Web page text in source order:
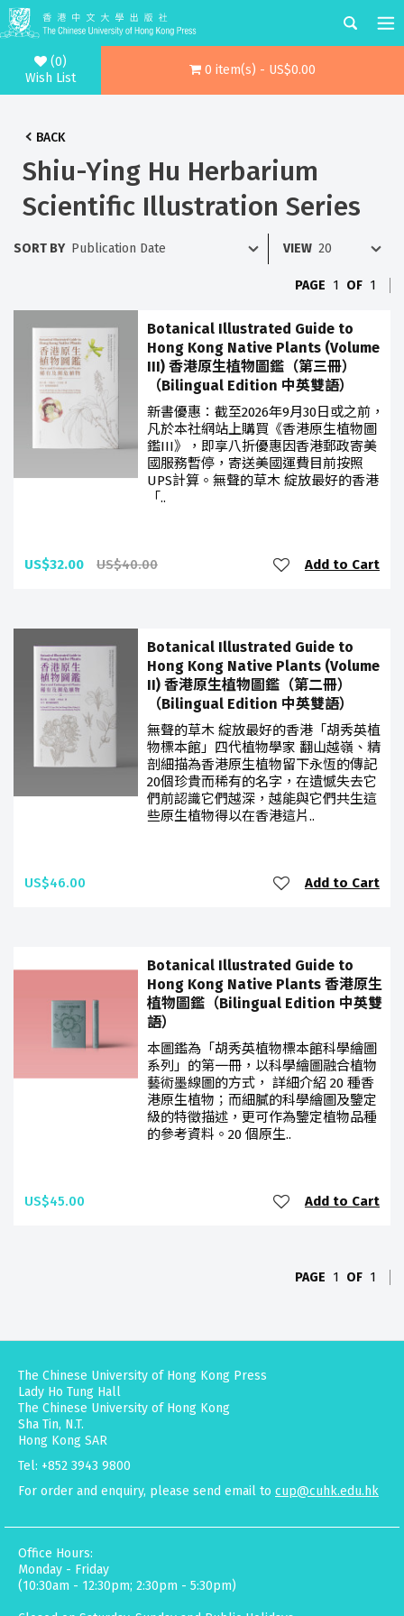
(0)
Wish List
0 item(s) - US$0.00
BACK
Shiu-Ying Hu Herbarium
Scientific Illustration Series
SORT BY VIEW
PAGE 1 OF 1
Botanical Illustrated Guide to
Hong Kong Native Plants (Volume
III) 香港原生植物圖鑑（第三冊）
（Bilingual Edition 中英雙語）
新書優惠：截至2026年9月30日或之前，
凡於本社網站上購買《香港原生植物圖
鑑III》，即享八折優惠因香港郵政寄美
國服務暫停，寄送美國運費目前按照
UPS計算。無聲的草木 綻放最好的香港
「..
US$32.00 US$40.00 Add to Cart
Botanical Illustrated Guide to
Hong Kong Native Plants (Volume
II) 香港原生植物圖鑑（第二冊）
（Bilingual Edition 中英雙語）
無聲的草木 綻放最好的香港「胡秀英植
物標本館」四代植物學家 翻山越嶺、精
剖細描為香港原生植物留下永恆的傳記
20個珍貴而稀有的名字，在遺憾失去它
們前認識它們越深，越能與它們共生這
些原生植物得以在香港這片..
US$46.00 Add to Cart
Botanical Illustrated Guide to
Hong Kong Native Plants 香港原生
植物圖鑑（Bilingual Edition 中英雙
語）
本圖鑑為「胡秀英植物標本館科學繪圖
系列」的第一冊，以科學繪圖融合植物
藝術墨線圖的方式， 詳細介紹 20 種香
港原生植物；而細膩的科學繪圖及鑒定
級的特徵描述，更可作為鑒定植物品種
的參考資料。20 個原生..
US$45.00 Add to Cart
PAGE 1 OF 1
The Chinese University of Hong Kong Press
Lady Ho Tung Hall
The Chinese University of Hong Kong
Sha Tin, N.T.
Hong Kong SAR
Tel: +852 3943 9800
For order and enquiry, please send email to cup@cuhk.edu.hk
Office Hours:
Monday - Friday
(10:30am - 12:30pm; 2:30pm - 5:30pm)